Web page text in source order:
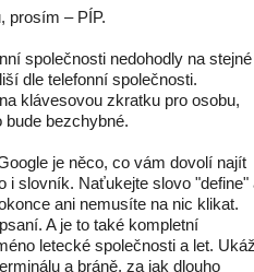
prosím – PÍP.
společnosti nedohodly na stejné
dle telefonní společnosti.
klávesovou zkratku pro osobu,
bezchybné.
je něco, co vám dovolí najít
i slovník. Naťukejte slovo "define"
ani nemusíte na nic klikat.
A je to také kompletní
letecké společnosti a let.
a bráně, za jak dlouho